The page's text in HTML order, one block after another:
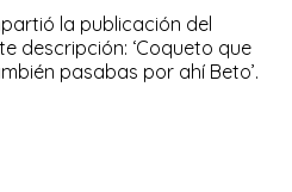
la publicación del
descripción: ‘Coqueto que
pasabas por ahí Beto’.